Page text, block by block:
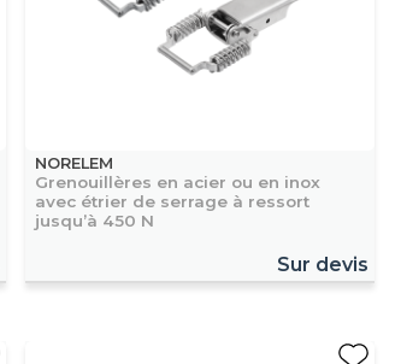
NORELEM
Grenouillères en acier ou en inox
avec étrier de serrage à ressort
jusqu’à 450 N
Sur devis